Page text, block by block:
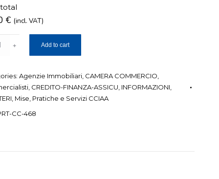
€ (incl. VAT)
Add to cart
Agenzie Immobiliari CAMERA COMMERCIO
CREDITO-FINANZA-ASSICU INFORMAZIONI
Mise Pratiche e Servizi CCIAA
CC-468